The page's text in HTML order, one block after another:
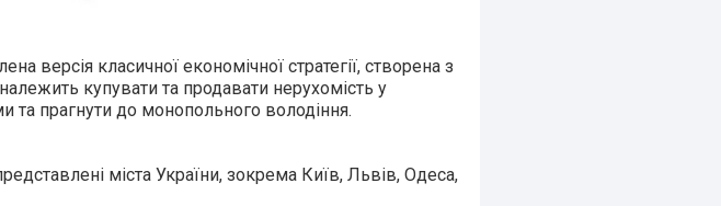
версія класичної економічної стратегії, створена з
купувати та продавати нерухомість у
та прагнути до монопольного володіння.
міста України, зокрема Київ, Львів, Одеса,